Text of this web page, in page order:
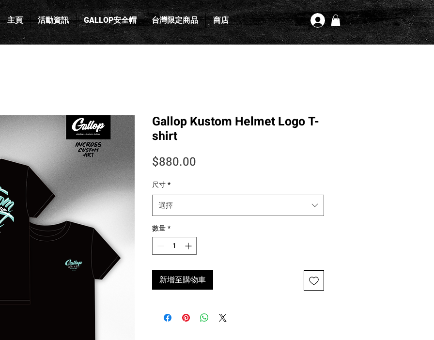
主頁 活動資訊 GALLOP安全帽 台灣限定商品 商店 登入
Gallop Kustom Helmet Logo T-
shirt
$880.00
尺寸*
選擇
數量*
新增至購物車